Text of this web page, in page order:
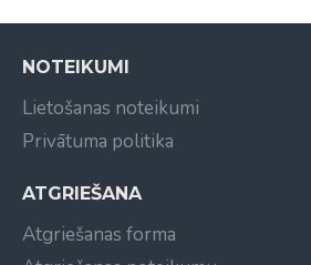
NOTEIKUMI
Lietošanas noteikumi
Privātuma politika
ATGRIEŠANA
Atgriešanas forma